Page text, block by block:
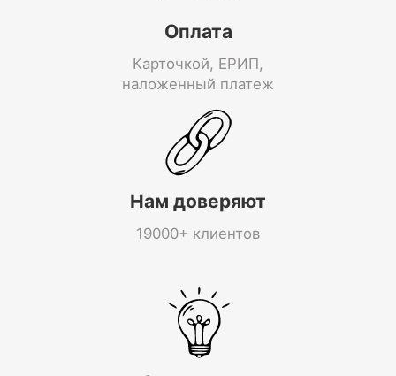
Оплата
Карточкой, ЕРИП,
наложенный платеж
Нам доверяют
19000+ клиентов